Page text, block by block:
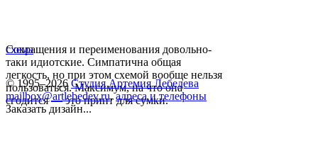
Сокращения и переименования довольно-
таки идиотские. Симпатична общая
легкость, но при этом схемой вообще нельзя
пользоваться. Максимум, на что она
сгодится — это принт для сумки.
схема
© 1995–2026 Студия Артемия Лебедева
mailbox@artlebedev.ru, адреса и телефоны
Заказать дизайн...